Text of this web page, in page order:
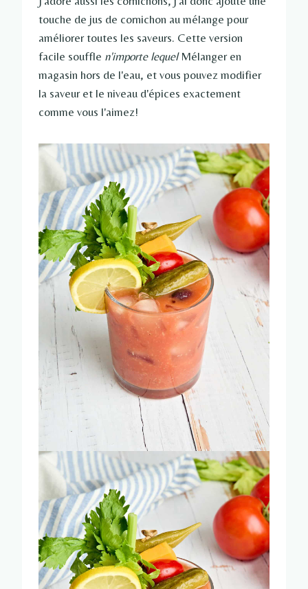
touche de jus de cornichon au mélange pour
améliorer toutes les saveurs. Cette version
facile souffle n'importe lequelMélanger en
magasin hors de l'eau, et vous pouvez modifier
la saveur et le niveau d'épices exactement
comme vous l'aimez!